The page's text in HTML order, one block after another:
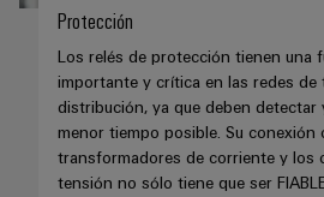
Energía
Tradicional
El
futuro
de
la
generación
de
Industrial
Security
Plataforma
de
servicio
Fuentes
de
alimentación
Carcasas
para
Reparaciones
y
piezas
de
repuesto
Cursos
IIoT
y
Automatización
Encuentra
a
Protección
Los relés de protección tienen una
importante y crítica en las redes de
distribución, ya que deben detectar
menor tiempo posible. Su conexión
transformadores de corriente y los
tensión no sólo tiene que ser